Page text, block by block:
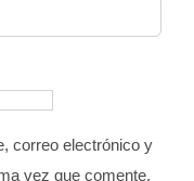
correo electrónico y
vez que comente.